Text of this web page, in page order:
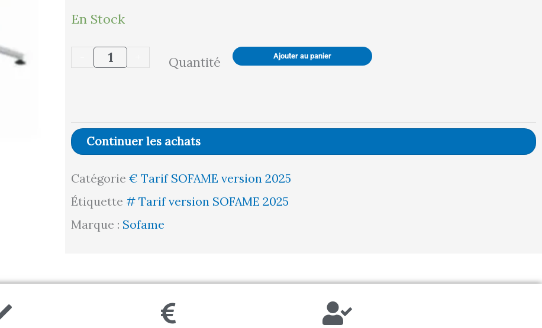
En Stock
quantité
Poste
-
Plateau
Mélaminé
MELA19
l1200
Quantité Ajouter au panier
Continuer les achats
Catégorie € Tarif SOFAME version 2025
Étiquette # Tarif version SOFAME 2025
Marque : Sofame